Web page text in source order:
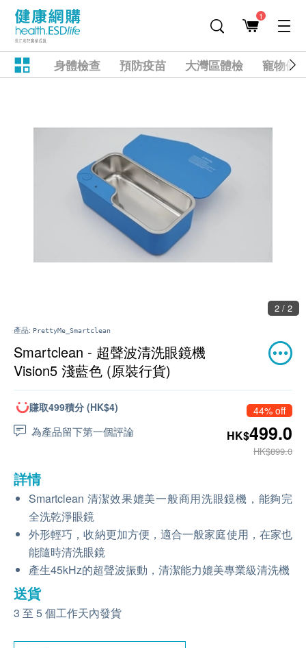
1
身體檢查 預防疫苗 大灣區體檢 寵物健
2 / 2
產品: PrettyMe_Smartclean
Smartclean - 超聲波清洗眼鏡機
Vision5 淺藍色 (原裝行貨)
賺取499積分 (HK$4)
為產品留下第一個評論
44% off
HK$499.0
HK$899.0
詳情
Smartclean 清潔效果媲美一般商用洗眼鏡機，能夠完
全洗乾淨眼鏡
外形輕巧，收納更加方便，適合一般家庭使用，在家也
能隨時清洗眼鏡
產生45kHz的超聲波振動，清潔能力媲美專業級清洗機
送貨
3 至 5 個工作天內發貨